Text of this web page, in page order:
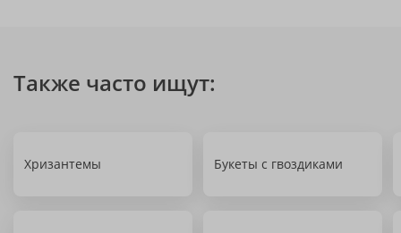
Также часто ищут:
Хризантемы Букеты с гвоздиками